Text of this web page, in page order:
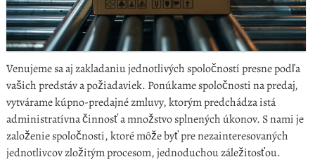
Venujeme sa aj zakladaniu jednotlivých spoločností presne podľa
vašich predstáv a požiadaviek. Ponúkame spoločnosti na predaj,
vytvárame kúpno-predajné zmluvy, ktorým predchádza istá
administratívna činnosť a množstvo splnených úkonov. S nami je
založenie spoločnosti, ktoré môže byť pre nezainteresovaných
jednotlivcov zložitým procesom, jednoduchou záležitosťou.